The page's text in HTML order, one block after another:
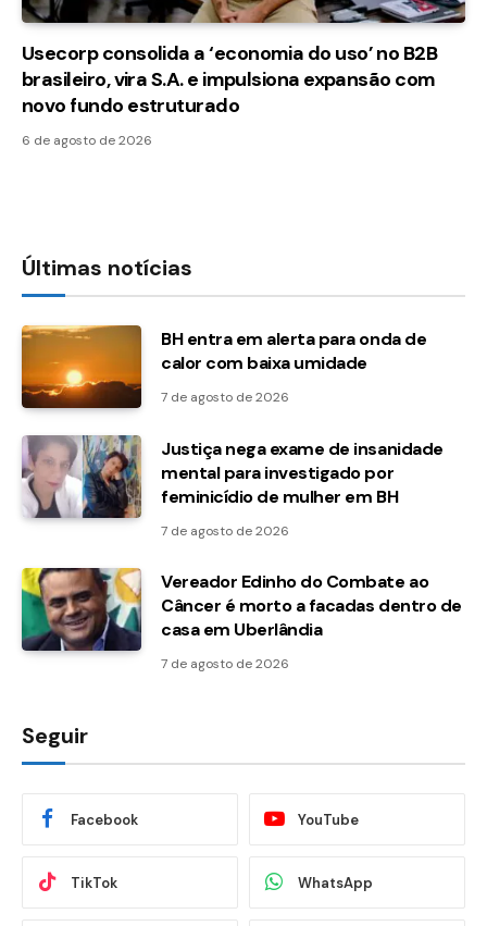
Usecorp consolida a ‘economia do uso’ no B2B
brasileiro, vira S.A. e impulsiona expansão com
novo fundo estruturado
6 de agosto de 2026
Últimas notícias
BH entra em alerta para onda de
calor com baixa umidade
7 de agosto de 2026
Justiça nega exame de insanidade
mental para investigado por
feminicídio de mulher em BH
7 de agosto de 2026
Vereador Edinho do Combate ao
Câncer é morto a facadas dentro de
casa em Uberlândia
7 de agosto de 2026
Seguir
Facebook YouTube
TikTok WhatsApp